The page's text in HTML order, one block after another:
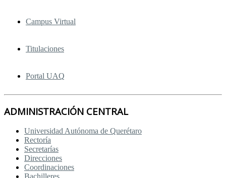
Campus Virtual
Titulaciones
Portal UAQ
ADMINISTRACIÓN CENTRAL
Universidad Autónoma de Querétaro
Rectoría
Secretarías
Direcciones
Coordinaciones